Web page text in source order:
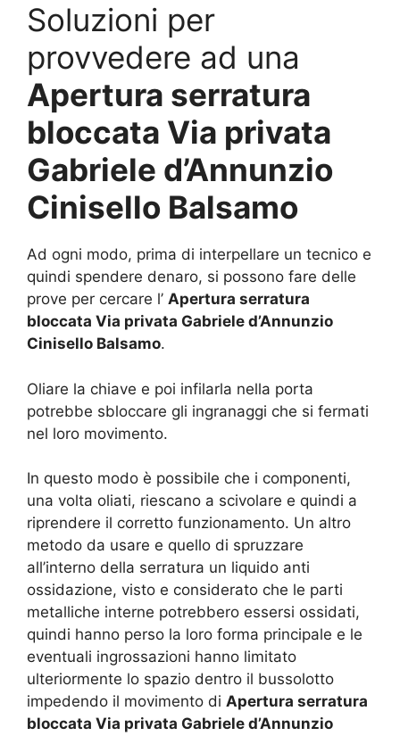
Soluzioni per
provvedere ad una
Apertura serratura
bloccata Via privata
Gabriele d’Annunzio
Cinisello Balsamo
Ad ogni modo, prima di interpellare un tecnico e
quindi spendere denaro, si possono fare delle
prove per cercare l’ Apertura serratura
bloccata Via privata Gabriele d’Annunzio
Cinisello Balsamo.
Oliare la chiave e poi infilarla nella porta
potrebbe sbloccare gli ingranaggi che si fermati
nel loro movimento.
In questo modo è possibile che i componenti,
una volta oliati, riescano a scivolare e quindi a
riprendere il corretto funzionamento. Un altro
metodo da usare e quello di spruzzare
all’interno della serratura un liquido anti
ossidazione, visto e considerato che le parti
metalliche interne potrebbero essersi ossidati,
quindi hanno perso la loro forma principale e le
eventuali ingrossazioni hanno limitato
ulteriormente lo spazio dentro il bussolotto
impedendo il movimento di Apertura serratura
bloccata Via privata Gabriele d’Annunzio